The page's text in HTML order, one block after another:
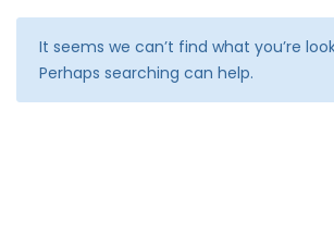
It seems we can’t find what you’re
Perhaps searching can help.